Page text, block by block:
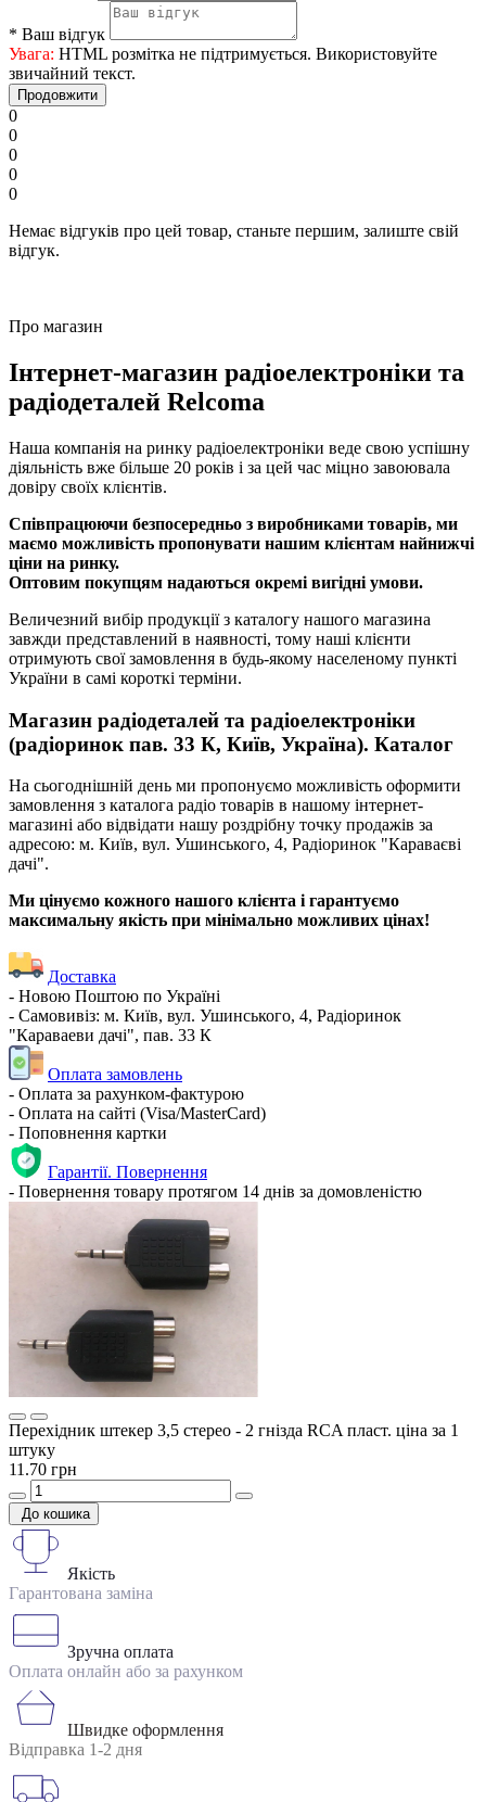
* Ваш відгук
Увага: HTML розмітка не підтримується. Використовуйте
звичайний текст.
Продовжити
0
0
0
0
0
Немає відгуків про цей товар, станьте першим, залиште свій
відгук.
Про магазин
Інтернет-магазин радіоелектроніки та
радіодеталей Relcoma
Наша компанія на ринку радіоелектроніки веде свою успішну
діяльність вже більше 20 років і за цей час міцно завоювала
довіру своїх клієнтів.
Співпрацюючи безпосередньо з виробниками товарів, ми
маємо можливість пропонувати нашим клієнтам найнижчі
ціни на ринку.
Оптовим покупцям надаються окремі вигідні умови.
Величезний вибір продукції з каталогу нашого магазина
завжди представлений в наявності, тому наші клієнти
отримують свої замовлення в будь-якому населеному пункті
України в самі короткі терміни.
Магазин радіодеталей та радіоелектроніки
(радіоринок пав. 33 К, Київ, Україна). Каталог
На сьогоднішній день ми пропонуємо можливість оформити
замовлення з каталога радіо товарів в нашому інтернет-
магазині або відвідати нашу роздрібну точку продажів за
адресою: м. Київ, вул. Ушинського, 4, Радіоринок "Караваєві
дачі".
Ми цінуємо кожного нашого клієнта і гарантуємо
максимальну якість при мінімально можливих цінах!
Доставка
- Новою Поштою по Україні
- Самовивіз: м. Київ, вул. Ушинського, 4, Радіоринок
"Караваеви дачі", пав. 33 К
Оплата замовлень
- Оплата за рахунком-фактурою
- Оплата на сайті (Visa/MasterCard)
- Поповнення картки
Гарантії. Повернення
- Повернення товару протягом 14 днів за домовленістю
Перехідник штекер 3,5 стерео - 2 гнізда RCA пласт. ціна за 1
штуку
11.70 грн
До кошика
Якість
Гарантована заміна
Зручна оплата
Оплата онлайн або за рахунком
Швидке оформлення
Відправка 1-2 дня